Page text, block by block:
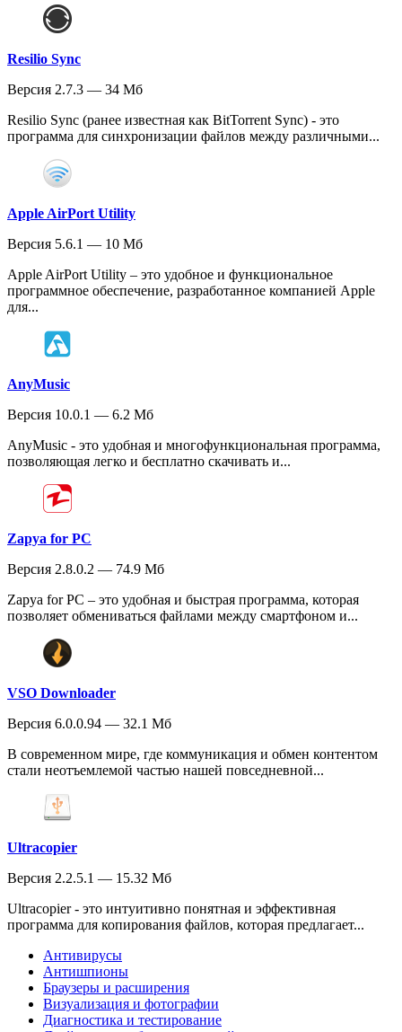
Resilio Sync
Версия 2.7.3 — 34 Мб
Resilio Sync (ранее известная как BitTorrent Sync) - это
программа для синхронизации файлов между различными...
Apple AirPort Utility
Версия 5.6.1 — 10 Мб
Apple AirPort Utility – это удобное и функциональное
программное обеспечение, разработанное компанией Apple
для...
AnyMusic
Версия 10.0.1 — 6.2 Мб
AnyMusic - это удобная и многофункциональная программа,
позволяющая легко и бесплатно скачивать и...
Zapya for PC
Версия 2.8.0.2 — 74.9 Мб
Zapya for PC – это удобная и быстрая программа, которая
позволяет обмениваться файлами между смартфоном и...
VSO Downloader
Версия 6.0.0.94 — 32.1 Мб
В современном мире, где коммуникация и обмен контентом
стали неотъемлемой частью нашей повседневной...
Ultracopier
Версия 2.2.5.1 — 15.32 Мб
Ultracopier - это интуитивно понятная и эффективная
программа для копирования файлов, которая предлагает...
Антивирусы
Антишпионы
Браузеры и расширения
Визуализация и фотографии
Диагностика и тестирование